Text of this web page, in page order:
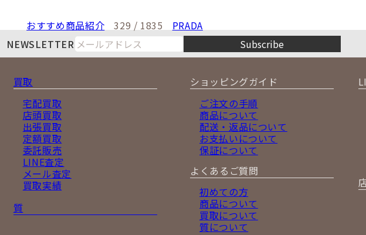
おすすめ商品紹介
329 / 1835 PRADA
NEWSLETTER Subscribe
買取
宅配買取
店頭買取
出張買取
定額買取
委託販売
LINE査定
メール査定
買取実績
質
ショッピングガイド
ご注文の手順
商品について
配送・返品について
お支払いについて
保証について
よくあるご質問
初めての方
商品について
買取について
質について